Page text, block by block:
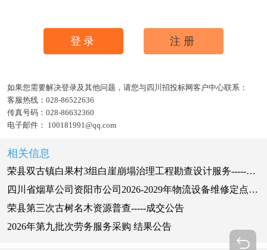
登录 注册
如果您需要解决登录及其他问题，请您与四川招投标网客户中心联系：
客服热线： 028-86522636
传真号码： 028-86632360
电子邮件： 100181991@qq.com
相关信息
荣县双古镇白果村3组白崖崩塌治理工程勘查设计服务-----成交公告
四川省烟草公司资阳市公司2026-2029年物流设备维修定点服务询比采购公告
荣县第三次古树名木资源普查-----成交公告
2026年第九批次劳务服务采购 结果公告